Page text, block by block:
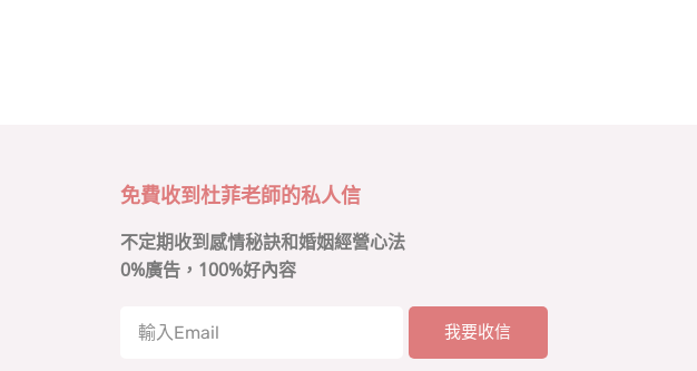
免費收到杜菲老師的私人信
不定期收到感情秘訣和婚姻經營心法
0%廣告，100%好內容
我要收信